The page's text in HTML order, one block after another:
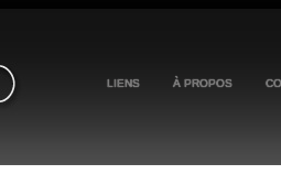
LIENS À PROPOS